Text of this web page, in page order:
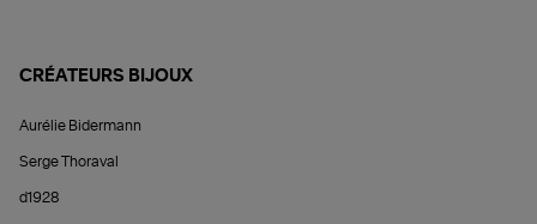
CRÉATEURS BIJOUX
Aurélie Bidermann
Serge Thoraval
d1928